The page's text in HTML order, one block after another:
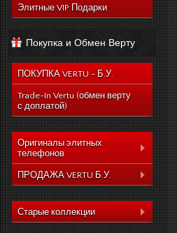
Элитные VIP Подарки
Покупка и Обмен Верту
ПОКУПКА VERTU - Б.У.
Trade-In Vertu (обмен верту
с доплатой)
Оригиналы элитных
телефонов
Коллекция Aster
Коллекция Signature
ПРОДАЖА VERTU Б.У.
Коллекция Constelation
Старые коллекции